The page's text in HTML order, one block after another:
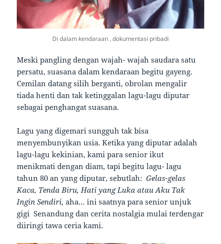
Di dalam kendaraan , dokumentasi pribadi
Meski pangling dengan wajah- wajah saudara satu
persatu, suasana dalam kendaraan begitu gayeng.
Cemilan datang silih berganti, obrolan mengalir
tiada henti dan tak ketinggalan lagu-lagu diputar
sebagai penghangat suasana.
Lagu yang digemari sungguh tak bisa
menyembunyikan usia. Ketika yang diputar adalah
lagu-lagu kekinian, kami para senior ikut
menikmati dengan diam, tapi begitu lagu- lagu
tahun 80 an yang diputar, sebutlah:Gelas-gelas
Kaca, Tenda Biru, Hati yang Luka atau Aku Tak
Ingin Sendiri, aha… ini saatnya para senior unjuk
gigi Senandung dan cerita nostalgia mulai terdengar
diiringi tawa ceria kami.